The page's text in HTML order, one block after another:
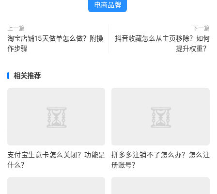
电商品牌
上一篇
淘宝店铺15天做单怎么做？附操
作步骤
下一篇
抖音收藏怎么从主页移除？如何
提升权重？
相关推荐
支付宝生意卡怎么关闭？功能是
什么？
拼多多注销不了怎么办？怎么注
册账号？